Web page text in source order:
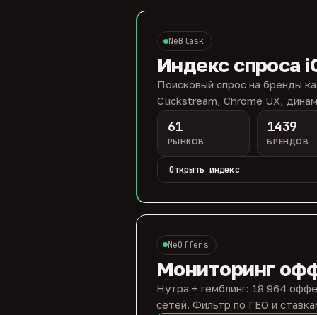
NeBlask
Индекс спроса
Поисковый спрос на бренды
Clickstream, Chrome UX,
61
РЫНКОВ
1439
БРЕНДОВ
Открыть индекс
NeOffers
Мониторинг
Нутра + гемблинг: 18 964
сетей. Фильтр по ГЕО и